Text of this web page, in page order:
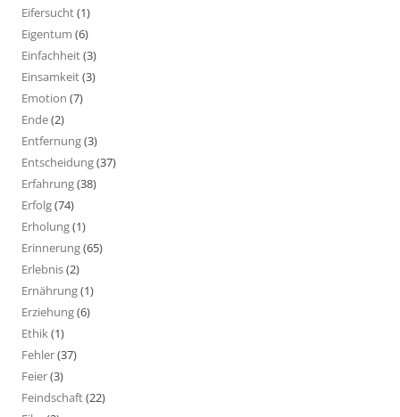
Eifersucht(1)
Eigentum (6)
Einfachheit(3)
Einsamkeit(3)
Emotion (7)
Ende(2)
Entfernung(3)
Entscheidung(37)
Erfahrung(38)
Erfolg(74)
Erholung(1)
Erinnerung(65)
Erlebnis(2)
Ernährung(1)
Erziehung(6)
Ethik(1)
Fehler(37)
Feier(3)
Feindschaft(22)